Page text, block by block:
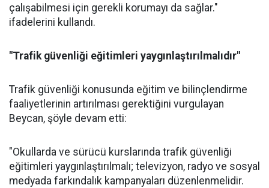
çalışabilmesi için gerekli korumayı da sağlar."
ifadelerini kullandı.
"Trafik güvenliği eğitimleri yaygınlaştırılmalıdır"
Trafik güvenliği konusunda eğitim ve bilinçlendirme
faaliyetlerinin artırılması gerektiğini vurgulayan
Beycan, şöyle devam etti:
"Okullarda ve sürücü kurslarında trafik güvenliği
eğitimleri yaygınlaştırılmalı; televizyon, radyo ve sosyal
medyada farkındalık kampanyaları düzenlenmelidir.